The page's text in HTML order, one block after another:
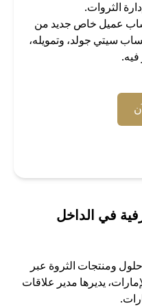
الثروات.
عميل خاص جديد من
سيتي جولد، وتمويله،
فيه.
في الداخل
ومنتجات الثروة عبر
يديرها مدير علاقات